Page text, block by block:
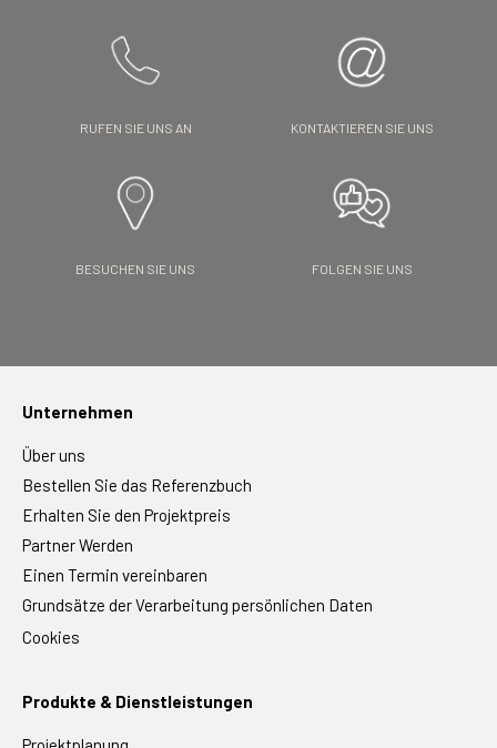
RUFEN SIE UNS AN KONTAKTIEREN SIE UNS
BESUCHEN SIE UNS FOLGEN SIE UNS
Unternehmen
Über uns
Bestellen Sie das Referenzbuch
Erhalten Sie den Projektpreis
Partner Werden
Einen Termin vereinbaren
Grundsätze der Verarbeitung persönlichen Daten
Cookies
Produkte & Dienstleistungen